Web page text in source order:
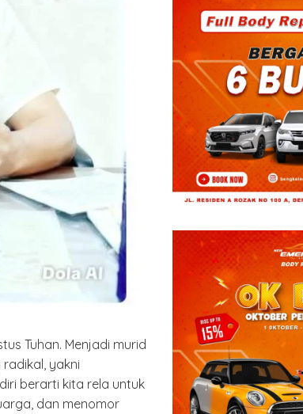
Tuhan. Menjadi murid
yakni
berarti kita rela untuk
dan menomor